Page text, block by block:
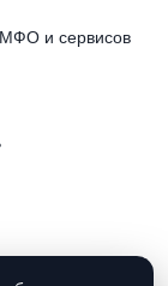
и сервисов